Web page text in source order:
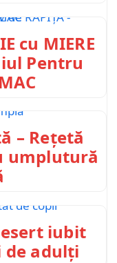
cu MIERE
Pentru
– Rețetă
umplutură
iubit
de adulți